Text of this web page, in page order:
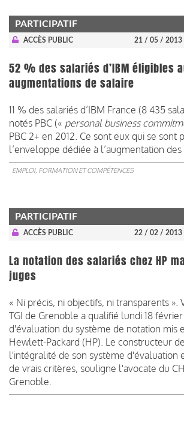
PARTICIPATIF
ACCÈS PUBLIC 21 / 05 / 2013
52 % des salariés d’IBM éligibles
augmentations de salaire
11 % des salariés d’IBM France (8 435
notés PBC (« personal business
PBC 2+ en 2012. Ce sont eux qui se sont
l’enveloppe dédiée à l’augmentation des
EMPLOI, FORMATION ET COMPÉTENCES
PARTICIPATIF
ACCÈS PUBLIC 22 / 02 / 2013
La notation des salariés chez HP
juges
« Ni précis, ni objectifs, ni transparents ».
TGI de Grenoble a qualifié lundi 18
d'évaluation du système de notation mis
Hewlett-Packard (HP). Le constructeur
l'intégralité de son système d'évaluation
de vrais critères, souligne l'avocate du
Grenoble.